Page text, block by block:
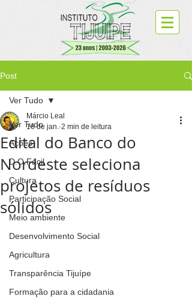
Post
Ver Tudo
Ações
D.O.Fácil
Cultura
Participação Social
Meio ambiente
Desenvolvimento Social
Agricultura
Transparência Tijuípe
Formação para a cidadania
Ver Tudo
Edital do Banco do
Nordeste seleciona
projetos de resíduos
sólidos
Márcio Leal
16 de jan. 2 min de leitura